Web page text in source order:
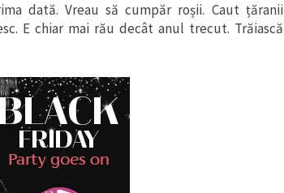
dată. Vreau să cumpăr roșii. Caut țăranii
E chiar mai rău decât anul trecut. Trăiască